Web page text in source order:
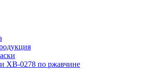
ХВ-0278 по ржавчине